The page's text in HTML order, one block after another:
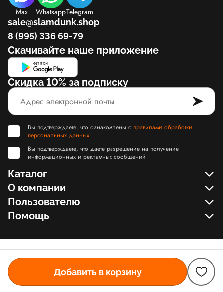
Добавить в корзину
Max WhatsappTelegram
sale@slamdunk.shop
8 (995) 336 69-79
Скачивайте наше приложение
Скидка 10% за подписку
Вы подтверждаете, что ознакомлены с правилами обработки
персональных данных
Вы подтверждаете, что даете разрешение на получение
информационных и рекламных сообщений
Каталог
О компании
Пользователю
Помощь
© Slamdunk.Shop, 2017-2026
Карта сайта Slamdunk